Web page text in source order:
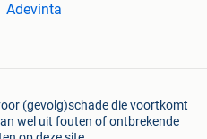
Adevinta
(gevolg)schade die voortkomt
wel uit fouten of ontbrekende